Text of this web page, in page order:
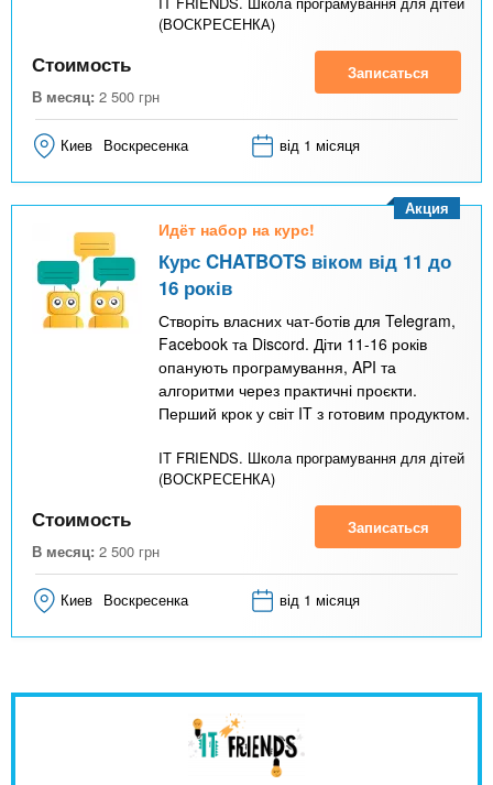
(ВОСКРЕСЕНКА)
Стоимость
В месяц: 2 500 грн
Записаться
Киев Воскресенка від 1 місяця
Идёт набор на курс!
Курс CHATBOTS віком від 11 до
16 років
Створіть власних чат-ботів для Telegram,
Facebook та Discord. Діти 11-16 років
опанують програмування, API та
алгоритми через практичні проєкти.
Перший крок у світ IT з готовим продуктом.
IT FRIENDS. Школа програмування для дітей
(ВОСКРЕСЕНКА)
Акция
Стоимость
В месяц: 2 500 грн
Записаться
Киев Воскресенка від 1 місяця